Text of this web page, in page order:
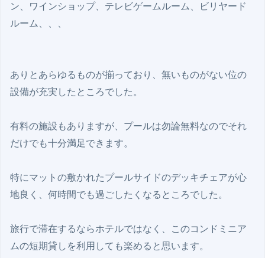
ン、ワインショップ、テレビゲームルーム、ビリヤード
ルーム、、、
ありとあらゆるものが揃っており、無いものがない位の
設備が充実したところでした。
有料の施設もありますが、プールは勿論無料なのでそれ
だけでも十分満足できます。
特にマットの敷かれたプールサイドのデッキチェアが心
地良く、何時間でも過ごしたくなるところでした。
旅行で滞在するならホテルではなく、このコンドミニア
ムの短期貸しを利用しても楽めると思います。